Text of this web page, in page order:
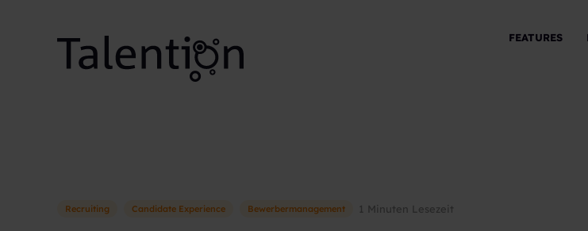
FEATURES
Recruiting Candidate Experience Bewerbermanagement 1 Minuten Lesezeit